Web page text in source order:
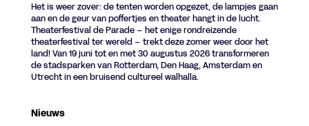
Het is weer zover: de tenten worden opgezet, de lampjes gaan
aan en de geur van poffertjes en theater hangt in de lucht.
Theaterfestival de Parade – het enige rondreizende
theaterfestival ter wereld – trekt deze zomer weer door het
land! Van 19 juni tot en met 30 augustus 2026 transformeren
de stadsparken van Rotterdam, Den Haag, Amsterdam en
Utrecht in een bruisend cultureel walhalla.
Nieuws